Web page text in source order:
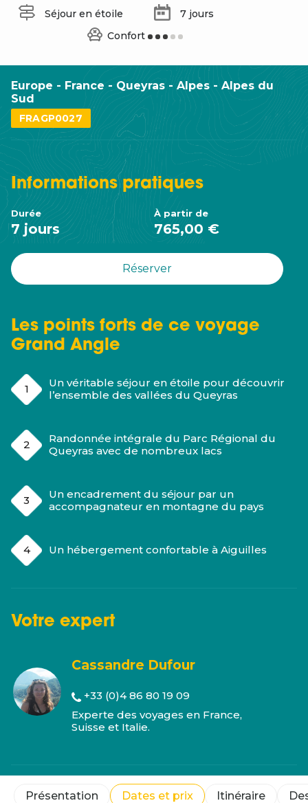
Séjour en étoile
7 jours
Confort
Europe - France - Queyras - Alpes - Alpes du
Sud
FRAGP0027
Les points forts de ce voyage
Grand Angle
Un véritable séjour en étoile pour découvrir
l’ensemble des vallées du Queyras
Randonnée intégrale du Parc Régional du
Queyras avec de nombreux lacs
Un encadrement du séjour par un
accompagnateur en montagne du pays
Un hébergement confortable à Aiguilles
Votre expert
Cassandre Dufour
+33 (0)4 86 80 19 09
Experte des voyages en France,
Suisse et Italie.
Informationspratiques
Durée
7 jours
À partir de
765,00 €
Réserver
Présentation Dates et prix Itinéraire